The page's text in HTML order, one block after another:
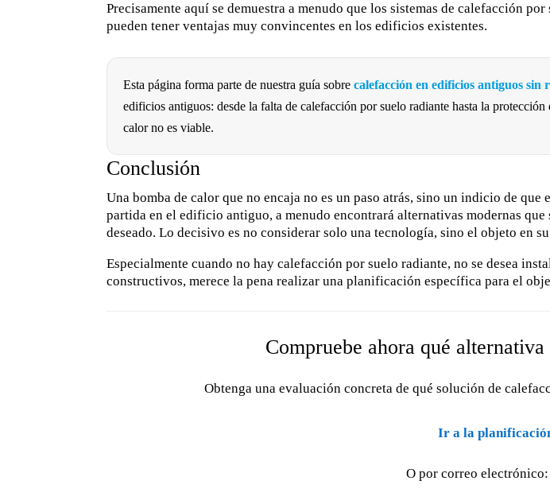
Precisamente aquí se demuestra a menudo que los sistemas de calefacción
pueden tener ventajas muy convincentes en los edificios existentes.
Esta página forma parte de nuestra guía sobrecalefacción en edificios antiguos sin
edificios antiguos: desde la falta de calefacción por suelo radiante hasta la
calor no es viable.
Conclusión
Una bomba de calor que no encaja no es un paso atrás, sino un indicio de
partida en el edificio antiguo, a menudo encontrará alternativas modernas
deseado. Lo decisivo es no considerar solo una tecnología, sino el objeto en
Especialmente cuando no hay calefacción por suelo radiante, no se desea
constructivos, merece la pena realizar una planificación específica para el
Compruebe ahora qué
Obtenga una evaluación concreta de qué solución de
Ir a la
O por correo electrónico: